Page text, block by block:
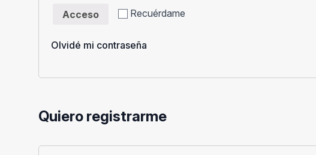
Recuérdame
Acceso
Olvidé mi contraseña
Quiero registrarme